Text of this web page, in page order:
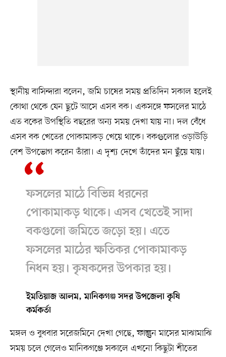
স্থানীয় বাসিন্দারা বলেন, জমি চাষের সময় প্রতিদিন সকাল হলেই
কোথা থেকে যেন ছুটে আসে এসব বক। একসঙ্গে ফসলের মাঠে
এত বকের উপস্থিতি বছরের অন্য সময় দেখা যায় না। দল বেঁধে
এসব বক খেতের পোকামাকড় খেয়ে থাকে। বকগুলোর ওড়াউড়ি
বেশ উপভোগ করেন তাঁরা। এ দৃশ্য দেখে তাঁদের মন ছুঁয়ে যায়।
ফসলের মাঠে বিভিন্ন ধরনের
পোকামাকড় থাকে। এসব খেতেই সাদা
বকগুলো জমিতে জড়ো হয়। এতে
ফসলের মাঠের ক্ষতিকর পোকামাকড়
নিধন হয়। কৃষকদের উপকার হয়।
ইমতিয়াজ আলম, মানিকগঞ্জ সদর উপজেলা কৃষি
কর্মকর্তা
মঙ্গল ও বুধবার সরেজমিনে দেখা গেছে, ফাল্গুন মাসের মাঝামাঝি
সময় চলে গেলেও মানিকগঞ্জে সকালে এখনো কিছুটা শীতের